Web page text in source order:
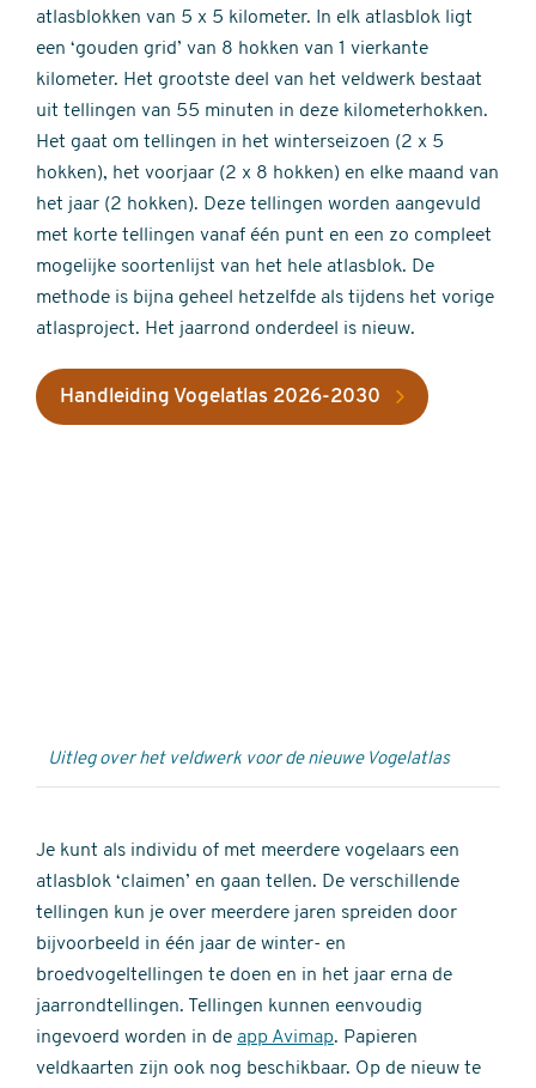
atlasblokken van 5 x 5 kilometer. In elk atlasblok ligt
een ‘gouden grid’ van 8 hokken van 1 vierkante
kilometer. Het grootste deel van het veldwerk bestaat
uit tellingen van 55 minuten in deze kilometerhokken.
Het gaat om tellingen in het winterseizoen (2 x 5
hokken), het voorjaar (2 x 8 hokken) en elke maand van
het jaar (2 hokken). Deze tellingen worden aangevuld
met korte tellingen vanaf één punt en een zo compleet
mogelijke soortenlijst van het hele atlasblok. De
methode is bijna geheel hetzelfde als tijdens het vorige
atlasproject. Het jaarrond onderdeel is nieuw.
Handleiding Vogelatlas 2026-2030
Uitleg over het veldwerk voor de nieuwe Vogelatlas
Je kunt als individu of met meerdere vogelaars een
atlasblok ‘claimen’ en gaan tellen. De verschillende
tellingen kun je over meerdere jaren spreiden door
bijvoorbeeld in één jaar de winter- en
broedvogeltellingen te doen en in het jaar erna de
jaarrondtellingen. Tellingen kunnen eenvoudig
ingevoerd worden in de app Avimap. Papieren
veldkaarten zijn ook nog beschikbaar. Op de nieuw te